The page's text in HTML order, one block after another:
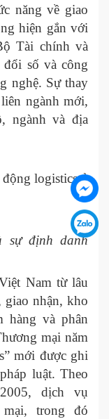
năng về giao
hiện gắn với
Tài chính và
số và công
nghệ. Sự thay
ngành mới,
ngành và địa
logistics ở
sự định danh
Nam từ lâu
nhận, kho
hàng và phân
mại năm
mới được ghi
luật. Theo
dịch vụ
trong đó